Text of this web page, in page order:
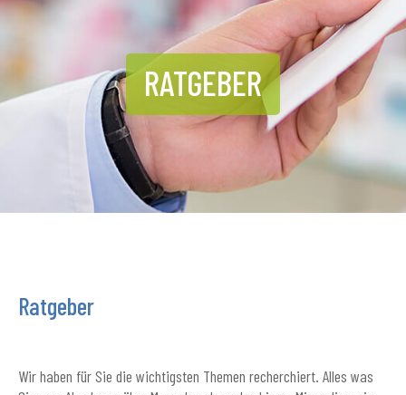
RATGEBER
Ratgeber
Wir haben für Sie die wichtigsten Themen recherchiert. Alles was